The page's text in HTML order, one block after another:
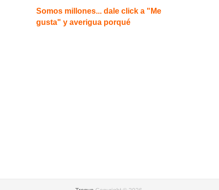
Somos millones... dale click a "Me
gusta" y averigua porqué